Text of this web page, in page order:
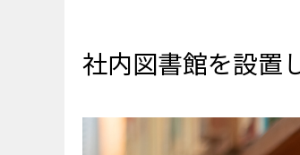
社内図書館を設置